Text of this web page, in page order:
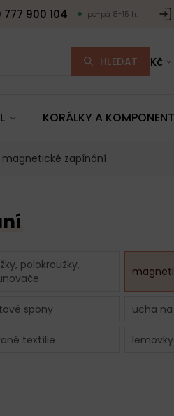
900 104 po-pá 8-15 h.
HLEDAT Kč
KORÁLKY A
magnetické zapínání
polokroužky,
spony ucha
textílie lemovky